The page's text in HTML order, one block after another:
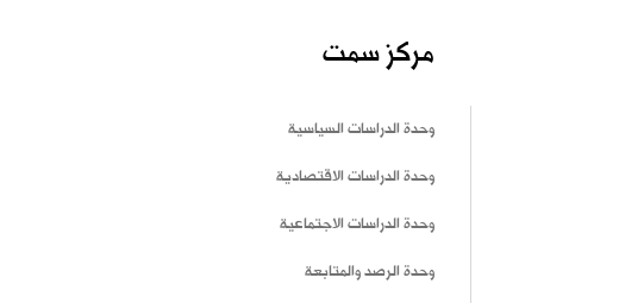
مركز سمت
وحدة الدراسات السياسية
وحدة الدراسات الاقتصادية
وحدة الدراسات الاجتماعية
وحدة الرصد والمتابعة